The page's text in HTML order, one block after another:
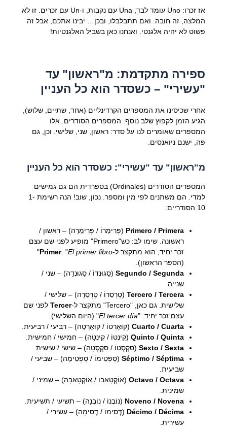
אז זכרו: Uno עומד לבד, Una עם נקבות, ו-Un עם זכרים. זו לא
המלצה, זה חובה. ואם תתבלבלו, ובכן… יבינו אתכם, אבל זה
פשוט לא יהיה אלגנטי. ואנחנו כאן בשביל האלגנטיות!
ספירה מתקדמת: מ"ראשון" עד
"עשירי" – כשסדר הוא כל העניין
אחרי שכיסינו את המספרים הקרדינליים (אחד, שתיים, שלוש),
הגיע הזמן לקפוץ שלב נוסף. המספרים הסודרים. אלו
המספרים שאומרים לנו על סדר: ראשון, שני, שלישי. וכן, גם
פה, ישנם ניואנסים.
מ"ראשון" עד "עשירי": כשסדר הוא כל העניין
המספרים הסודרים (Ordinales) בספרדית הם גם גמישים
למדי. הם משתנים לפי מין ומספר. נכון, שוב! הנה רשימת 1-
10 הסודריים:
Primero / Primera (פְּרִימֵרוֹ / פְּרִימֵרָה) – ראשון /
ראשונה. שימו לב: כש"Primero" מופיע לפני שם עצם
זכר יחיד, הוא מתקצר ל-
Primer. "El primer libro
"
(הספר הראשון).
Segundo / Segunda(סֵגוּנְדוֹ / סֵגוּנְדָה) – שני /
שנייה.
Tercero / Tercera(טֶרְסֵרוֹ / טֶרְסֵרָה) – שלישי /
שלישית. גם כאן, "Tercero" מתקצר ל-
Tercerלפני שם
עצם זכר יחיד. "El tercer día" (היום השלישי).
Cuarto / Cuarta(קוּאָרְטוֹ / קוּאָרְטָה) – רביעי / רביעית.
Quinto / Quinta(קִינְטוֹ / קִינְטָה) – חמישי / חמישית.
Sexto / Sexta(סֵקְסְטוֹ / סֵקְסְטָה) – שישי / שישית.
Séptimo / Séptima(סֶפְּטִימוֹ / סֶפְּטִימָה) – שביעי /
שביעית.
Octavo / Octava(אוֹקְטָאבוֹ / אוֹקְטָאבָה) – שמיני /
שמינית.
Noveno / Novena (נוֹבֶנוֹ / נוֹבֶנָה) – תשיעי / תשיעית.
Décimo / Décima (דֶסִימוֹ / דֶסִימָה) – עשירי /
עשירית.